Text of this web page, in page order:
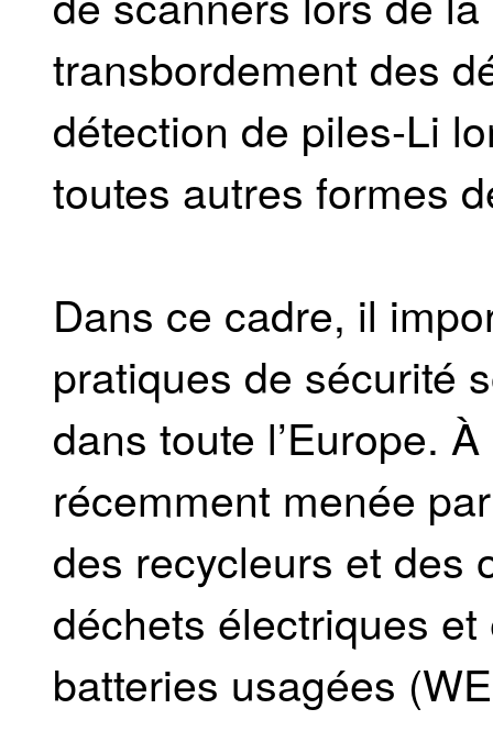
transbordement des
détection de piles-Li
toutes autres formes
Dans ce cadre, il
pratiques de sécurité
dans toute l’Europe.
récemment menée
des recycleurs et des
déchets électriques
batteries usagées